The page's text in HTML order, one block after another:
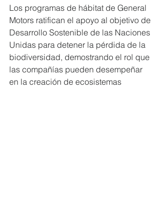
Los programas de hábitat de General
Motors ratifican el apoyo al objetivo de
Desarrollo Sostenible de las Naciones
Unidas para detener la pérdida de la
biodiversidad, demostrando el rol que
las compañías pueden desempeñar
en la creación de ecosistemas